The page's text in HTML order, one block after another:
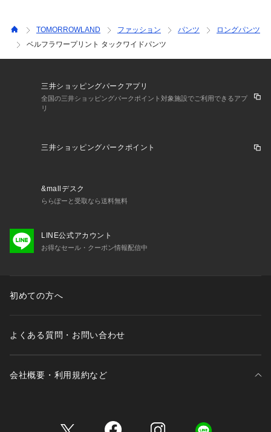
TOMORROWLAND ファッション パンツ
ロングパンツ
ベルフラワープリント タックワイドパンツ
三井ショッピングパークアプリ
全国の三井ショッピングパークポイント対象施設でご利用できるアプ
リ
三井ショッピングパークポイント
&mallデスク
ららぽーと受取なら送料無料
LINE公式アカウント
お得なセール・クーポン情報配信中
初めての方へ
よくある質問・お問い合わせ
会社概要・利用規約など